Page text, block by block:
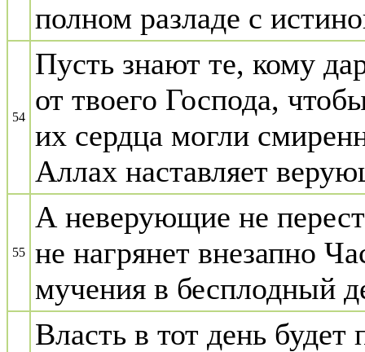
полном разладе с
54
Пусть знают те, кому
от твоего Господа,
их сердца могли
Аллах наставляет
55
А неверующие не
не нагрянет внезапно
мучения в бесплодный
Власть в тот день